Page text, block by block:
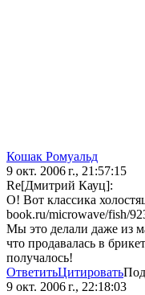
Кошак Ромуальд
9 окт. 2006 г., 21:57:15
Re[Дмитрий Кауц]:
О! Вот классика
book.ru/microwave/fish/
Мы это делали даже из
что продавалась в
получалось!
ОтветитьЦитировать
9 окт. 2006 г., 22:18:03